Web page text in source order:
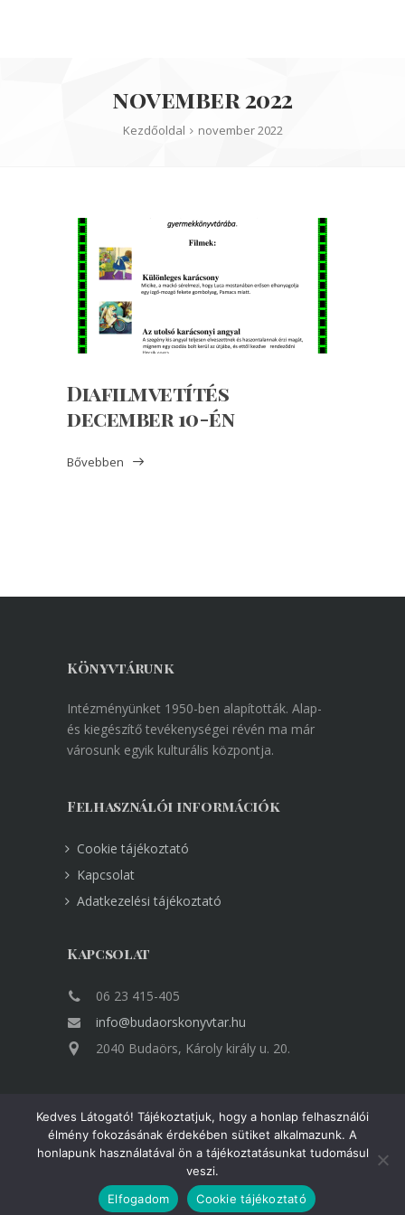
november 2022
Kezdőoldal november 2022
Diafilmvetítés
december 10-én
Bővebben
Könyvtárunk
Intézményünket 1950-ben alapították. Alap-
és kiegészítő tevékenységei révén ma már
városunk egyik kulturális központja.
Felhasználói információk
Cookie tájékoztató
Kapcsolat
Adatkezelési tájékoztató
Kapcsolat
06 23 415-405
info@budaorskonyvtar.hu
2040 Budaörs, Károly király u. 20.
Minden jog fenntartva Copyright © VÁROSI
KÖNYVTÁR BUDAÖRS
Kedves Látogató! Tájékoztatjuk, hogy a honlap felhasználói
élmény fokozásának érdekében sütiket alkalmazunk. A
honlapunk használatával ön a tájékoztatásunkat tudomásul
veszi.
Elfogadom
Cookie tájékoztató